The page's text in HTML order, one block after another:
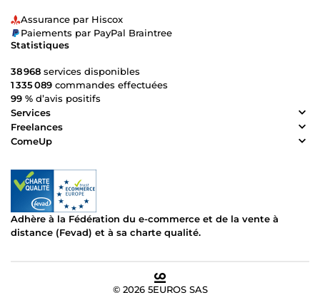
Assurance par Hiscox
Paiements par PayPal Braintree
Statistiques
38 968 services disponibles
1 335 089 commandes effectuées
99 % d’avis positifs
Services
Freelances
ComeUp
Adhère à la Fédération du e-commerce et de la vente à
distance (Fevad) et à sa charte qualité.
© 2026 5EUROS SAS